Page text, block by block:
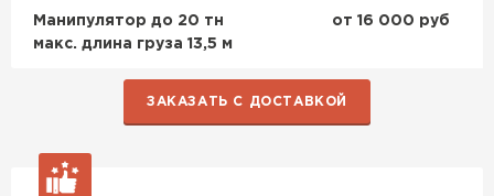
Манипулятор до 20 тн
макс. длина груза 13,5 м
от 16 000 руб
ЗАКАЗАТЬ С ДОСТАВКОЙ